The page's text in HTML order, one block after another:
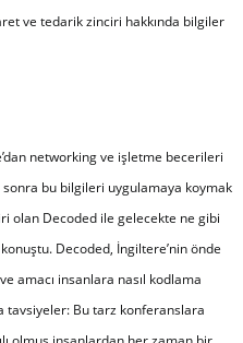
ve tedarik zinciri hakkında bilgiler
networking ve işletme becerileri
bu bilgileri uygulamaya koymak
olan Decoded ile gelecekte ne gibi
Decoded, İngiltere’nin önde
amacı insanlara nasıl kodlama
tavsiyeler: Bu tarz konferanslara